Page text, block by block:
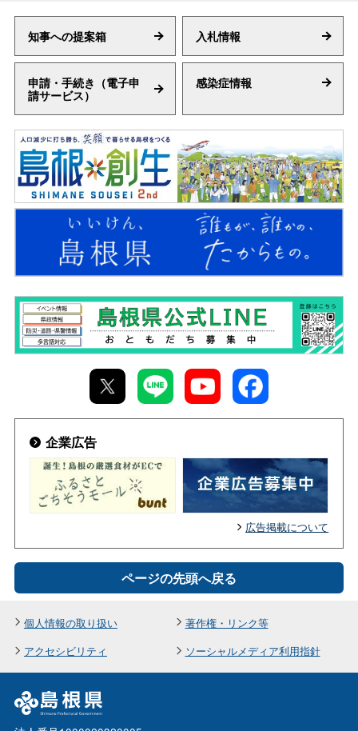
米国自動車関税措置等に伴う中小企業特別相談窓口
の設置
県税に関する質問はAIチャットボットシステムをご
活用ください
「誰もが、誰かの、たからもの。」島根移住プロモ
ーション「いいけん、島根県」
島根暮らしの本音！ラジオ番組「ハートフルデイ
ズ」毎週月曜18:30～放送中
令和６年７月の大雨による被災者等への支援体制
大雨被害等にかかる自動車税の特例
令和６年能登半島地震にかかる支援
2030年開催予定【島根かみあり国スポ・全スポ】
ウェブサイトを公開中！
島根の暮らしをイメージできる！「しってるようで
しらないしまねの暮らし。」パンフレット
人事課
2026年08月05日
令和８年度島根県西部地区自治体等共同公売会
西部県民センター
2026年08月05日
【浜田保健所】猫の飼い主を募集しています
浜田保健所
2026年08月05日
【中山間地域研究センター】図書室案内：新着図書
のお知らせ
中山間地域研究センター
2026年08月05日
【中山間地域研究センター】コラム：「木の時計作
り」を開催しました
中山間地域研究センター
2026年08月05日
【中山間地域研究センター】 木材の材料強度試験
機の調達の一般競争入札について掲載しました
中山間地域研究センター
【産業振興課】ものづくり産業生産プロセス変革支
援事業について更新しました
産業振興課
2026年08月04日
研究情報に研究者の「つぶやき」003を掲載（更
新）しました
農業技術センター
2026年08月06日
しまね健康寿命延伸プロジェクト ９月は「しまね
☆健康づくりチャレンジ月間」です！
健康推進課
2026年08月06日
令和８年度 島根県知事・中国地方整備局長懇談会
の開催について
土木総務課
2026年08月06日
令和８年度 飯梨川水利管理委員会を開催します
河川課
2026年08月06日
県立東部高等技術校「オープンキャンパス」の開催
について
東部高等技術校
への感染対策のお願い
薬事衛生課
2026年08月06日
石見銀山発見５００年・世界遺産登録２０周年記
念 萩・石見空港でパネル展を開催します！
2026年08月06日
展」作品を募集します！
2026年08月06日
員（警備艇乗組員）採用選考試験の受験申込受付を
2026年07月27日
【病院局】令和８年度島根県職員（薬剤師）採用選
考試験（第２回）について掲載しました
病院局
2026年07月27日
【病院局】令和８年度島根県職員（理学療法士・言
語聴覚士）採用選考試験について掲載しました
病院局
2026年07月24日
令和８年度島根県職員（任期付職員・一般事務）採
【病院局】島根県立病院 薬剤部門 WEB説明会
（R8.7月-9月）の開催について掲載しました
病院局
【病院局】令和８年度 島根県立病院 「看護学生の
ための体験型病院説明会」について掲載しました
病院局
【病院局】令和８年度島根県職員（臨床検査技師）
採用選考試験について
病院局
知事への提案箱 入札情報
申請・手続き（電子申
請サービス）
感染症情報
企業広告
広告掲載について
ページの先頭へ戻る
個人情報の取り扱い
著作権・リンク等
アクセシビリティ
ソーシャルメディア利用指針